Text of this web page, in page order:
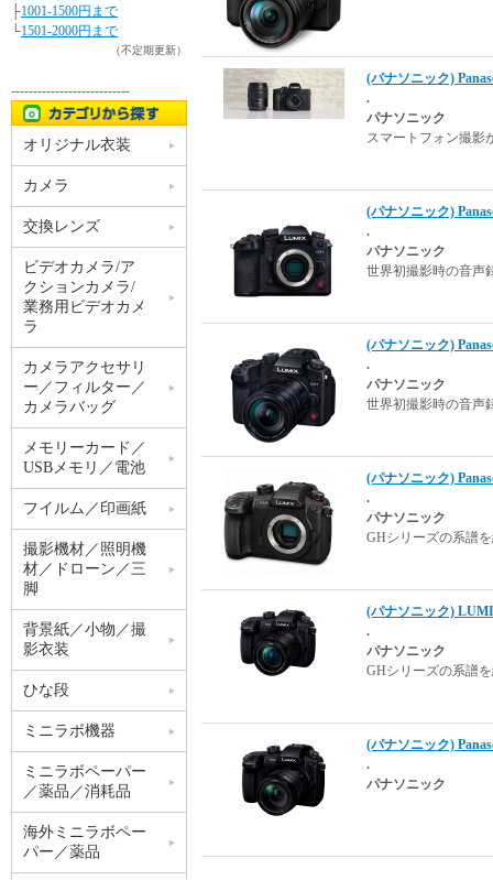
(パナソニック)
.
パナソニック
スマートフォン撮影
(パナソニック)
.
パナソニック
世界初撮影時の音声
(パナソニック)
.
パナソニック
世界初撮影時の音声
(パナソニック)
.
パナソニック
GHシリーズの系譜
(パナソニック)
.
パナソニック
GHシリーズの系譜
(パナソニック)
.
パナソニック
├1001-1500円まで
└1501-2000円まで
（不定期更新）
---------------------------
オリジナル衣装
カメラ
交換レンズ
ビデオカメラ/ア
クションカメラ/
業務用ビデオカメ
ラ
カメラアクセサリ
ー／フィルター／
カメラバッグ
メモリーカード／
USBメモリ／電池
フイルム／印画紙
撮影機材／照明機
材／ドローン／三
脚
背景紙／小物／撮
影衣装
ひな段
ミニラボ機器
ミニラボペーパー
／薬品／消耗品
海外ミニラボペー
パー／薬品